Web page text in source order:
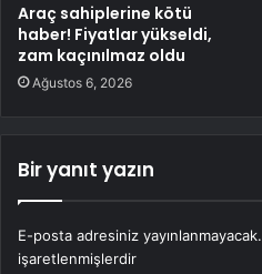
Araç sahiplerine kötü
haber! Fiyatlar yükseldi,
zam kaçınılmaz oldu
Ağustos 6, 2026
Bir yanıt yazın
E-posta adresiniz yayınlanmayacak.
işaretlenmişlerdir